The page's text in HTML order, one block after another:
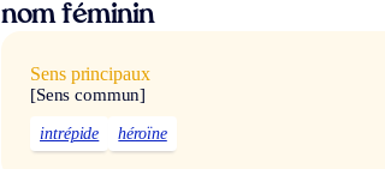
nom féminin
Sens principaux
[Sens commun]
intrépide héroïne